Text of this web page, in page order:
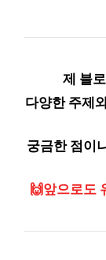
제 블
다양한 주제
궁금한 점이
🙌앞으로도